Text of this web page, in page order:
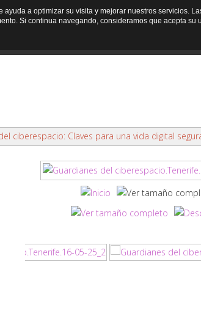
Inicio Programa
ciberespacio: Claves para una vida digital
a optimizar su visita y mejorar nuestros servicios.
Si continua navegando, consideramos que acepta